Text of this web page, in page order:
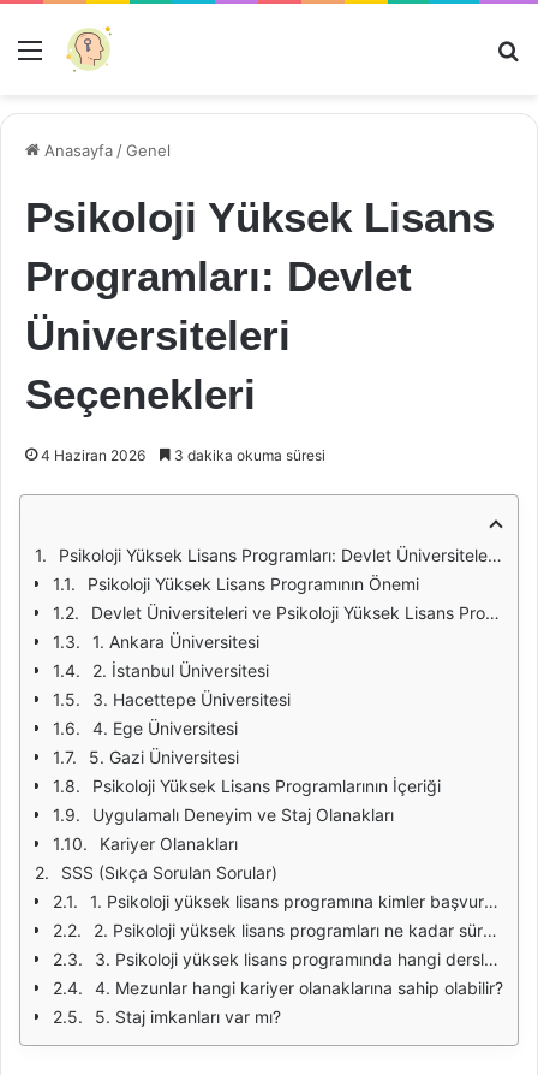
Menü
Anasayfa /Genel
Psikoloji Yüksek Lisans
Programları: Devlet
Üniversiteleri
Seçenekleri
4 Haziran 2026 3 dakika okuma süresi
Psikoloji Yüksek Lisans Programları: Devlet Üniversiteleri Seçenekleri
Psikoloji Yüksek Lisans Programının Önemi
Devlet Üniversiteleri ve Psikoloji Yüksek Lisans Programları
1. Ankara Üniversitesi
2. İstanbul Üniversitesi
3. Hacettepe Üniversitesi
4. Ege Üniversitesi
5. Gazi Üniversitesi
Psikoloji Yüksek Lisans Programlarının İçeriği
Uygulamalı Deneyim ve Staj Olanakları
Kariyer Olanakları
SSS (Sıkça Sorulan Sorular)
1. Psikoloji yüksek lisans programına kimler başvurabilir?
2. Psikoloji yüksek lisans programları ne kadar sürmektedir?
3. Psikoloji yüksek lisans programında hangi dersler alınır?
4. Mezunlar hangi kariyer olanaklarına sahip olabilir?
5. Staj imkanları var mı?